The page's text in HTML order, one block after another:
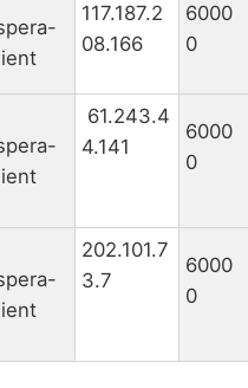
117.187.2
08.166
6000
0
61.243.4
4.141
6000
0
202.101.7
3.7
6000
0